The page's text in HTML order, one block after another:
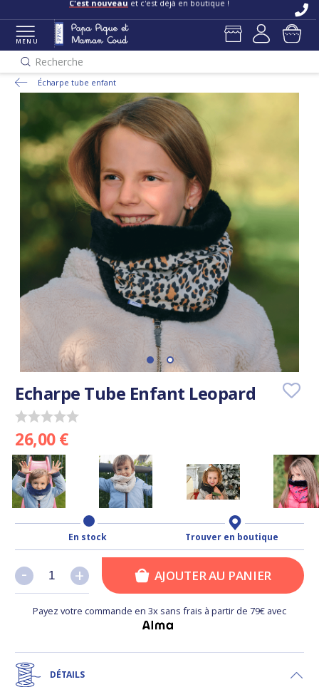
C'est nouveau et c'est déjà en boutique !
MENU
Recherche
Écharpe tube enfant
Echarpe Tube Enfant Leopard
26,00 €
En stock Trouver en boutique
+
- +
- AJOUTER AU PANIER
Payez votre commande en 3x sans frais à partir de 79€ avec
DÉTAILS